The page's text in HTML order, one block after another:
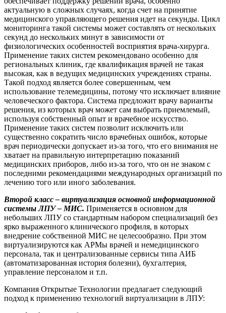
актуальную в сложных случаях, когда счет на принятие
медицинского управляющего решения идет на секунды. Цикл
мониторинга такой системы может составлять от нескольких
секунд до нескольких минут в зависимости от
физиологических особенностей восприятия врача-хирурга.
Применение таких систем рекомендовано особенно для
региональных клиник, где квалификация врачей не такая
высокая, как в ведущих медицинских учреждениях страны.
Такой подход является более совершенным, чем
использование телемедицины, потому что исключает влияние
человеческого фактора. Система предложит врачу варианты
решения, из которых врач может сам выбрать приемлемый,
используя собственный опыт и врачебное искусство.
Применение таких систем позволит исключить или
существенно сократить число врачебных ошибок, которые
врач периодически допускает из-за того, что его внимания не
хватает на правильную интерпретацию показаний
медицинских приборов, либо из-за того, что он не знаком с
последними рекомендациями международных организаций по
лечению того или иного заболевания.
Второй класс – виртуализация основной информационной
системы ЛПУ – МИС. Применяется в основном для
небольших ЛПУ со стандартным набором специализаций без
ярко выраженного клинического профиля, в которых
внедрение собственной МИС не целесообразно. При этом
виртуализируются как АРМы врачей и немедицинского
персонала, так и централизованные сервисы типа АИБ
(автоматизарованная история болезни), бухгалтерия,
управление персоналом и т.п.
Компания Открытые Технологии предлагает следующий
подход к применению технологий виртуализации в ЛПУ: